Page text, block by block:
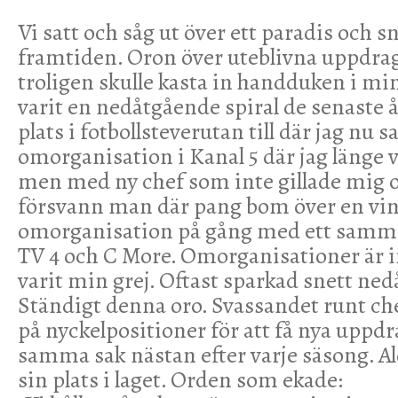
Vi satt och såg ut över ett paradis och
framtiden. Oron över uteblivna
troligen skulle kasta in handduken i
varit en nedåtgående spiral de senaste
plats i fotbollsteverutan till där jag nu
omorganisation i Kanal 5 där jag länge
men med ny chef som inte gillade mig
försvann man där pang bom över en
omorganisation på gång med ett
TV 4 och C More. Omorganisationer är
varit min grej. Oftast sparkad snett
Ständigt denna oro. Svassandet runt
på nyckelpositioner för att få nya
samma sak nästan efter varje säsong.
sin plats i laget. Orden som ekade: